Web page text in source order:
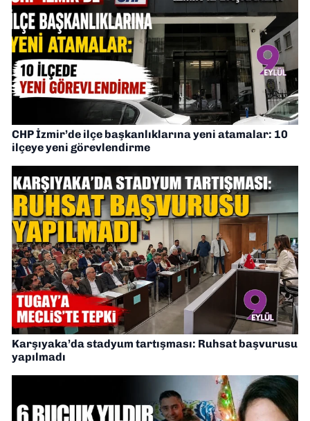
CHP İzmir’de ilçe başkanlıklarına yeni atamalar: 10
ilçeye yeni görevlendirme
Karşıyaka’da stadyum tartışması: Ruhsat başvurusu
yapılmadı